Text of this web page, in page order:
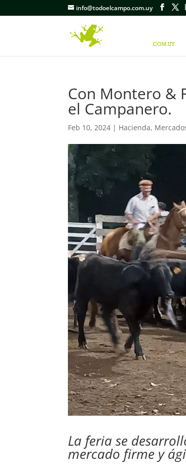
info@todoelcampo.com.uy
Con Montero &
el Campanero.
Feb 10, 2024 | Hacienda,
La feria se
mercado firme y